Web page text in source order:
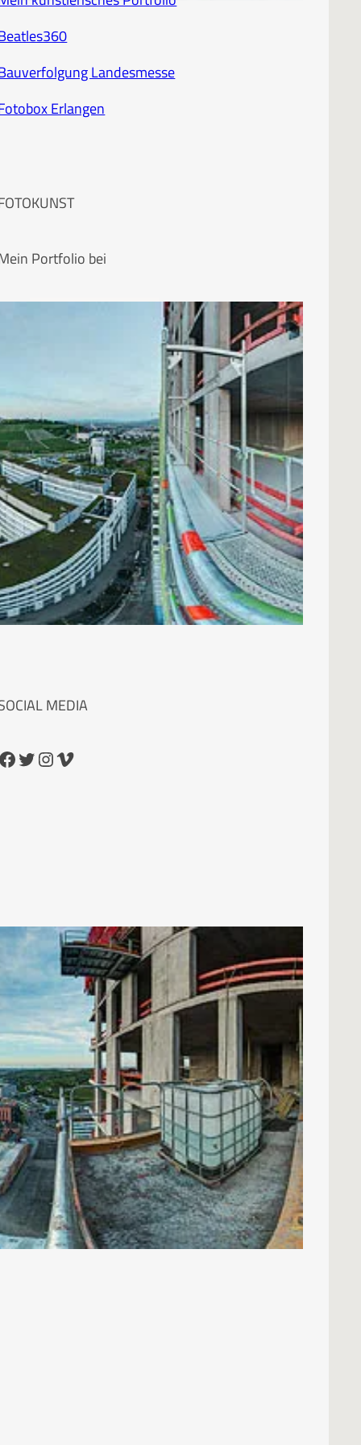
Landesmesse
Erlangen
Portfolio bei
Atelier Baustelle Dokumentation
Fotoreise Historisch
Industrie
Kubisch
Landschaft Schiefachse Stadtleben
Symmetrien Unorte Veranstaltung
MEDIA
Facebook Twitter InstagramVimeo